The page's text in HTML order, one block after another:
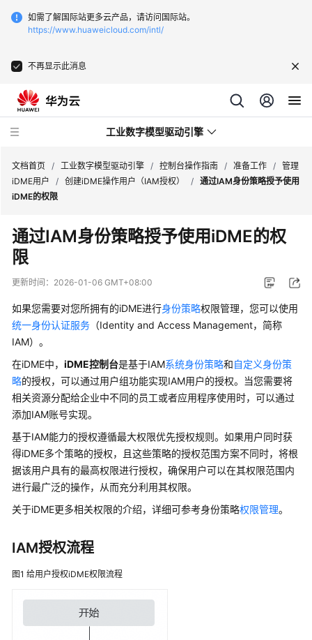
如需了解国际站更多云产品，请访问国际站。
https://www.huaweicloud.com/intl/
不再显示此消息
工业数字模型驱动引擎
新
动
态
产
品
绍
计
费
说
明
快
速
入
门
台
操
指
文档首页 / 工业数字模型驱动引擎 / 控制台操作指南 / 准备工作 / 管理
iDME用户
/ 创建iDME操作用户（IAM授权） / 通过IAM身份策略授予使用
iDME的权限
通过IAM身份策略授予使用iDME的权
限
更新时间： 2026-01-06 GMT+08:00
如果您需要对您所拥有的iDME进行身份策略权限管理，您可以使用
统一身份认证服务 （Identity and Access Management，简称
IAM）。
在iDME中， iDME控制台是基于IAM系统身份策略和自定义身份策
略的授权，可以通过用户组功能实现IAM用户的授权。当您需要将
相关资源分配给企业中不同的员工或者应用程序使用时，可以通过
添加IAM账号实现。
基于IAM能力的授权遵循最大权限优先授权规则。如果用户同时获
得iDME多个策略的授权，且这些策略的授权范围方案不同时，将根
据该用户具有的最高权限进行授权，确保用户可以在其权限范围内
进行最广泛的操作，从而充分利用其权限。
关于iDME更多相关权限的介绍，详细可参考身份策略权限管理。
IAM授权流程
图1 给用户授权iDME权限流程